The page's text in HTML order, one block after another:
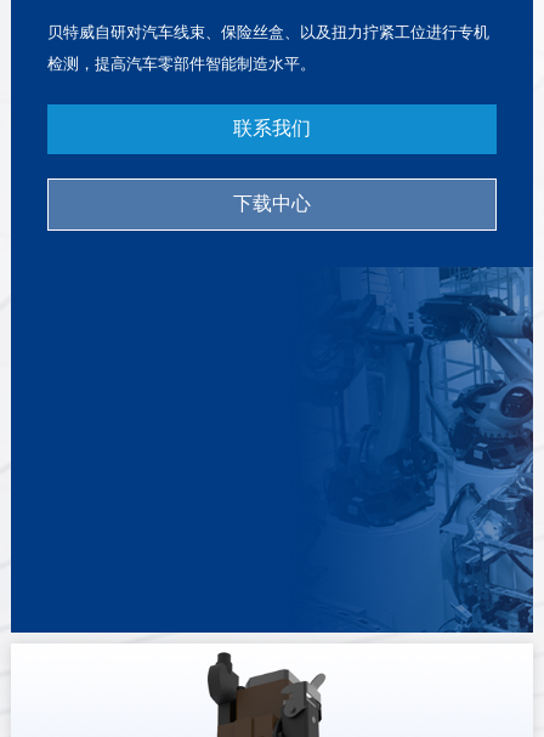
贝特威自研对汽车线束、保险丝盒、以及扭力拧紧工位进行专机
检测，提高汽车零部件智能制造水平。
联系我们
下载中心